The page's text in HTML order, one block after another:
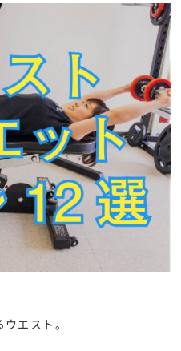
エスト。